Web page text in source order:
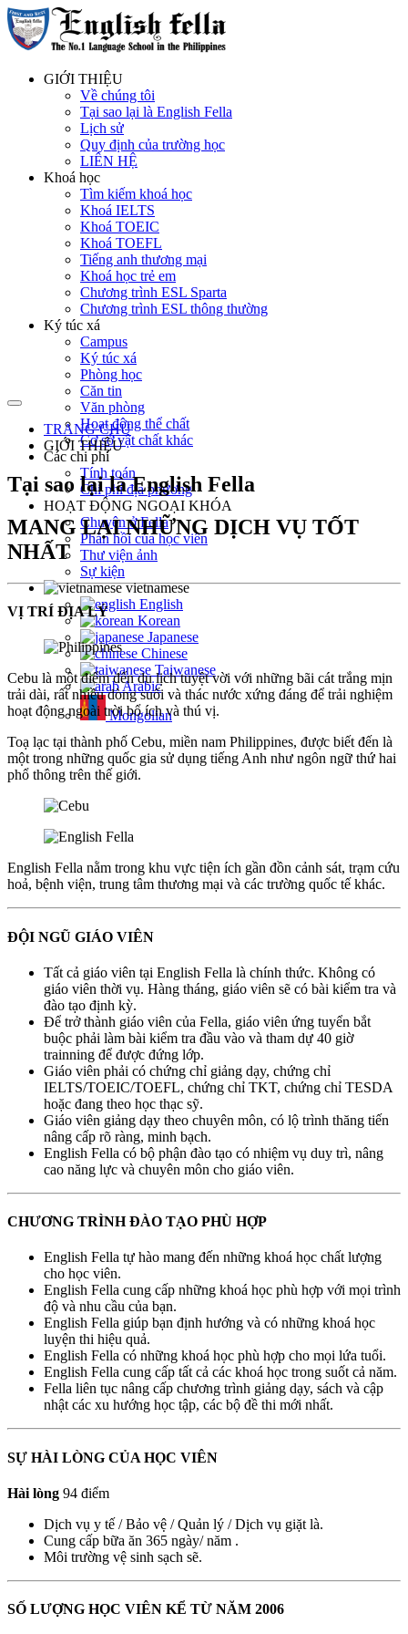
GIỚI THIỆU
Về chúng tôi
Tại sao lại là English Fella
Lịch sử
Quy định của trường học
LIÊN HỆ
Khoá học
Tìm kiếm khoá học
Khoá IELTS
Khoá TOEIC
Khoá TOEFL
Tiếng anh thương mại
Khoá học trẻ em
Chương trình ESL Sparta
Chương trình ESL thông thường
Ký túc xá
Campus
Ký túc xá
Phòng học
Căn tin
Văn phòng
Hoạt động thể chất
Cơ sở vật chất khác
Các chi phí
Tính toán
Chi phí địa phương
HOẠT ĐỘNG NGOẠI KHÓA
Chuyện ở Fella
Phản hồi của học viên
Thư viện ảnh
Sự kiện
vietnamese
English
Korean
Japanese
Chinese
Taiwanese
Arabic
Mongolian
TRANG CHỦ
GIỚI THIỆU
Tại sao lại là English Fella
MANG LẠI NHỮNG DỊCH VỤ TỐT
NHẤT
VỊ TRÍ ĐỊA LÝ
Cebu là một điểm đến du lịch tuyệt vời với những bãi cát trắng mịn
trải dài, rất nhiều dòng suối và thác nước xứng đáng để trải nghiệm
hoạt động ngoài trời bổ ích và thú vị.
Toạ lạc tại thành phố Cebu, miền nam Philippines, được biết đến là
một trong những quốc gia sử dụng tiếng Anh như ngôn ngữ thứ hai
phổ thông trên thế giới.
English Fella nằm trong khu vực tiện ích gần đồn cảnh sát, trạm cứu
hoả, bệnh viện, trung tâm thương mại và các trường quốc tế khác.
ĐỘI NGŨ GIÁO VIÊN
Tất cả giáo viên tại English Fella là chính thức. Không có
giáo viên thời vụ. Hàng tháng, giáo viên sẽ có bài kiểm tra và
đào tạo định kỳ.
Để trở thành giáo viên của Fella, giáo viên ứng tuyển bắt
buộc phải làm bài kiểm tra đầu vào và tham dự 40 giờ
trainning để được đứng lớp.
Giáo viên phải có chứng chỉ giảng dạy, chứng chỉ
IELTS/TOEIC/TOEFL, chứng chỉ TKT, chứng chỉ TESDA
hoặc đang theo học thạc sỹ.
Giáo viên giảng dạy theo chuyên môn, có lộ trình thăng tiến
nâng cấp rõ ràng, minh bạch.
English Fella có bộ phận đào tạo có nhiệm vụ duy trì, nâng
cao năng lực và chuyên môn cho giáo viên.
CHƯƠNG TRÌNH ĐÀO TẠO PHÙ HỢP
English Fella tự hào mang đến những khoá học chất lượng
cho học viên.
English Fella cung cấp những khoá học phù hợp với mọi trình
độ và nhu cầu của bạn.
English Fella giúp bạn định hướng và có những khoá học
luyện thi hiệu quả.
English Fella có những khoá học phù hợp cho mọi lứa tuổi.
English Fella cung cấp tất cả các khoá học trong suốt cả năm.
Fella liên tục nâng cấp chương trình giảng dạy, sách và cập
nhật các xu hướng học tập, các bộ đề thi mới nhất.
SỰ HÀI LÒNG CỦA HỌC VIÊN
Hài lòng 94 điểm
Dịch vụ y tế / Bảo vệ / Quản lý / Dịch vụ giặt là.
Cung cấp bữa ăn 365 ngày/ năm .
Môi trường vệ sinh sạch sẽ.
SỐ LƯỢNG HỌC VIÊN KỂ TỪ NĂM 2006